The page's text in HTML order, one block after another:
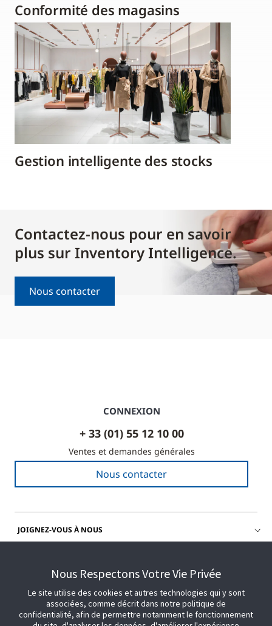
Conformité des magasins
Gestion intelligente des stocks
Contactez-nous pour en savoir
plus sur Inventory Intelligence.
Nous contacter
CONNEXION
+ 33 (01) 55 12 10 00
Ventes et demandes générales
Nous contacter
JOIGNEZ-VOUS À NOUS
Nous Respectons Votre Vie Privée
Le site utilise des cookies et autres technologies qui y sont
associées, comme décrit dans notre politique de
confidentialité, afin de permettre notamment le fonctionnement